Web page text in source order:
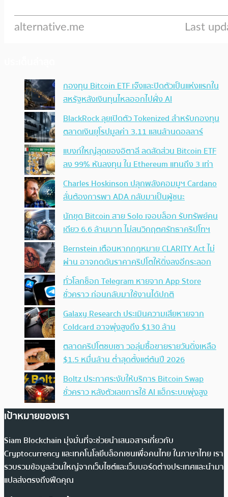
กองทุน Bitcoin ETF เจ๊งและปิดตัวเป็นแห่งแรกใน
สหรัฐหลังเงินทุนไหลออกไปฝั่ง AI
BlackRock ลุยเปิดตัว Tokenized สำหรับกองทุน
ตลาดเงินยุโรปมูลค่า 3.11 แสนล้านดอลลาร์
แบงก์ใหญ่สุดของอิตาลี ลดสัดส่วน Bitcoin ETF
ลง 99% หันลงทุน ใน Ethereum แทนถึง 3 เท่า
Charles Hoskinson ปลุกพลังคอมมูฯ Cardano
ลั่นต้องการพา ADA กลับมาเป็นผู้ชนะ
นักขุด Bitcoin สาย Solo เจอบล็อก รับทรัพย์คน
เดียว 6.6 ล้านบาท ไม่สนวิกฤตศรัทธาคริปโทฯ
Bernstein เตือนหากกฎหมาย CLARITY Act ไม่
ผ่าน อาจกดดันราคาคริปโตให้ดิ่งลงอีกระลอก
ทั่วโลกช็อก Telegram หายจาก App Store
ชั่วคราว ก่อนกลับมาใช้งานได้ปกติ
Galaxy Research ประเมินความเสียหายจาก
Coldcard อาจพุ่งสูงถึง $130 ล้าน
ตลาดคริปโตซบเซา วอลุ่มซื้อขายรายวันดิ่งเหลือ
$1.5 หมื่นล้าน ต่ำสุดตั้งแต่ต้นปี 2026
Boltz ประกาศระงับให้บริการ Bitcoin Swap
ชั่วคราว หลังตัวเลขการใช้ AI แฮ็กระบบพุ่งสูง
เป้าหมายของเรา
Siam Blockchain มุ่งมั่นที่จะช่วยนำเสนอสารเกี่ยวกับ
Cryptocurrency และเทคโนโลยีบล็อกเชนเพื่อคนไทย ในภาษาไทย เรา
รวบรวมข้อมูลส่วนใหญ่จากเว็บไซต์และเว็บบอร์ดต่างประเทศและนำมา
แปลส่งตรงถึงฟีดคุณ